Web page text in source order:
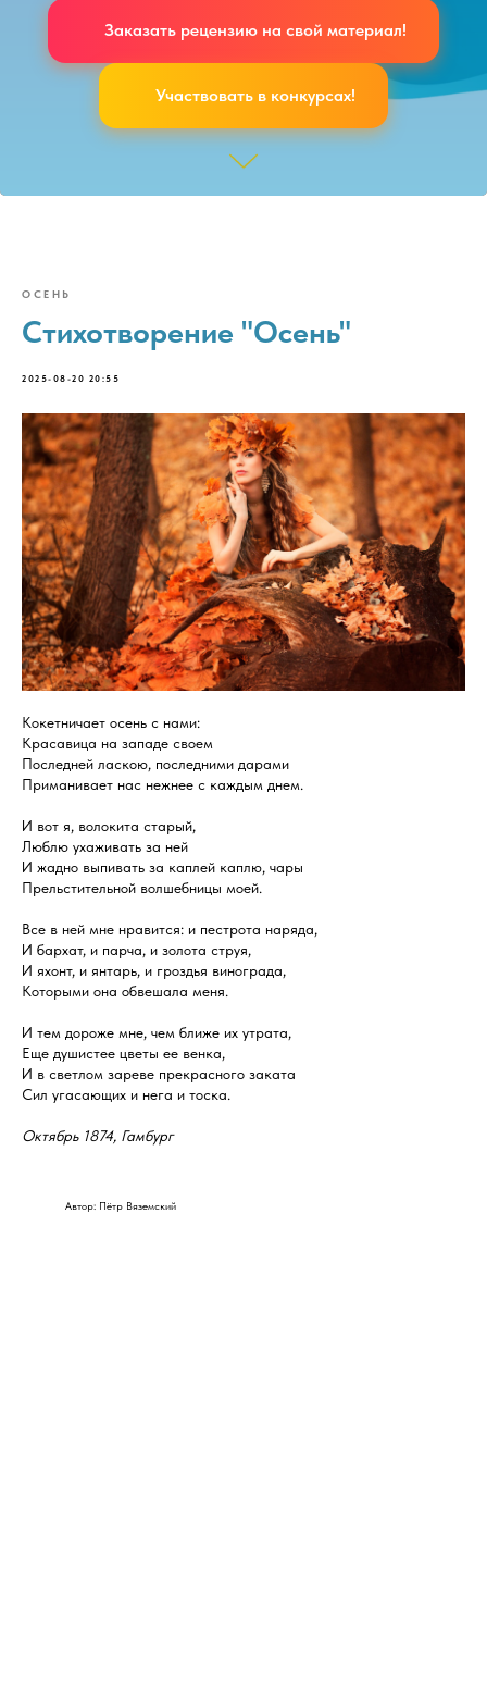
Заказать рецензию на свой материал!
Участвовать в конкурсах!
ОСЕНЬ
Стихотворение "Осень"
2025-08-20 20:55
Кокетничает осень с нами:
Красавица на западе своем
Последней ласкою, последними дарами
Приманивает нас нежнее с каждым днем.
И вот я, волокита старый,
Люблю ухаживать за ней
И жадно выпивать за каплей каплю, чары
Прельстительной волшебницы моей.
Все в ней мне нравится: и пестрота наряда,
И бархат, и парча, и золота струя,
И яхонт, и янтарь, и гроздья винограда,
Которыми она обвешала меня.
И тем дороже мне, чем ближе их утрата,
Еще душистее цветы ее венка,
И в светлом зареве прекрасного заката
Сил угасающих и нега и тоска.
Октябрь 1874, Гамбург
Автор: Пётр Вяземский